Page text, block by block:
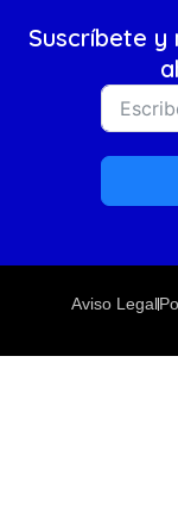
Suscríbete y
Aviso Legal